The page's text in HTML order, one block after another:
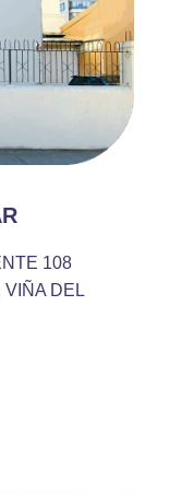
108
VIÑA DEL